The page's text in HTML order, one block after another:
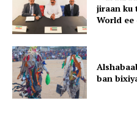
jiraan ku
World ee
ban